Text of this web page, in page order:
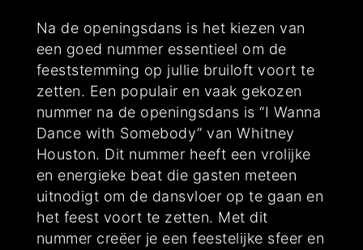
Na de openingsdans is het kiezen van
een goed nummer essentieel om de
feeststemming op jullie bruiloft voort te
zetten. Een populair en vaak gekozen
nummer na de openingsdans is “I Wanna
Dance with Somebody” van Whitney
Houston. Dit nummer heeft een vrolijke
en energieke beat die gasten meteen
uitnodigt om de dansvloer op te gaan en
het feest voort te zetten. Met dit
nummer creëer je een feestelijke sfeer en